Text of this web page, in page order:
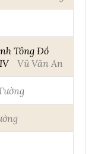
Tông Đồ
Vũ Văn An